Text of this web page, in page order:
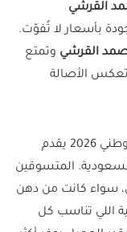
القرشي
بأسعار لا تُفوّت.
القرشي وتمتع
تعكس الأصالة
في موسم اليوم الوطني 2026 يقدم
المتسوقين
سواء كانت من دهن
اللي تناسب كل